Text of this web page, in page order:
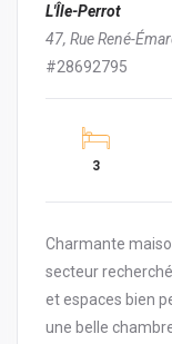
L'Île-Perrot
47, Rue René-
#28692795
3
Charmante
secteur
et espaces bien
une belle